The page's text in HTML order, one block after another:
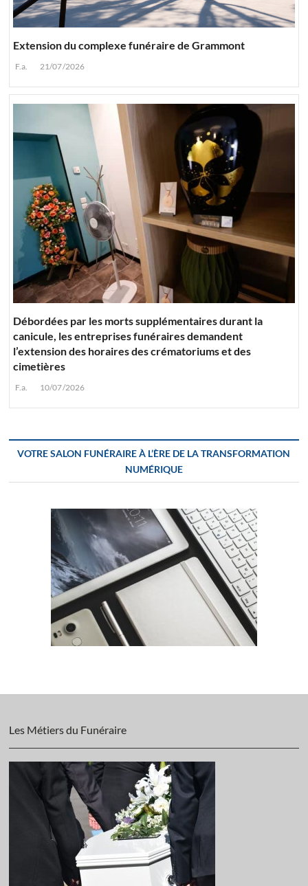
Extension du complexe funéraire de Grammont
F.a. 21/07/2026
Débordées par les morts supplémentaires durant la
canicule, les entreprises funéraires demandent
l’extension des horaires des crématoriums et des
cimetières
F.a. 10/07/2026
VOTRE SALON FUNÉRAIRE À L’ÈRE DE LA TRANSFORMATION
NUMÉRIQUE
Les Métiers du Funéraire